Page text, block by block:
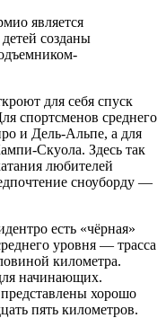
является
созданы
для себя спуск
спортсменов среднего
и Дель-Альпе, а для
Скуола. Здесь так
любителей
сноуборду —
есть «чёрная»
уровня — трасса
километра.
начинающих.
хорошо
пять километров.